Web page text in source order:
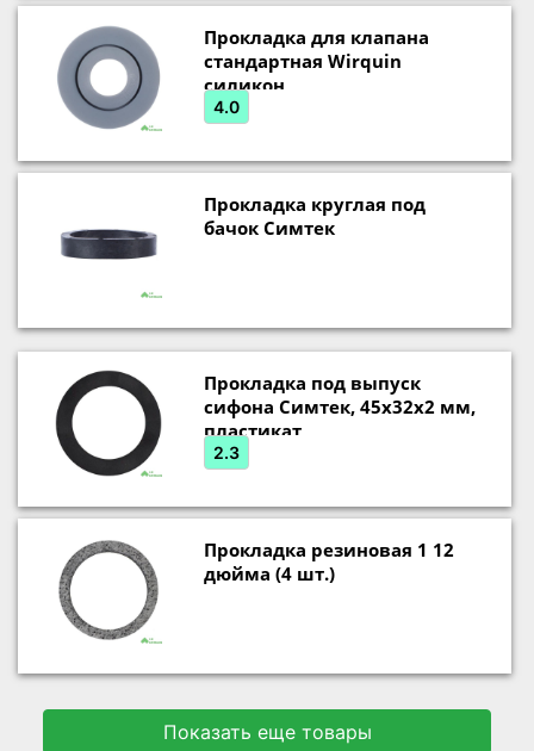
Прокладка для клапана
стандартная Wirquin
силикон
4.0
Прокладка круглая под
бачок Симтек
Прокладка под выпуск
сифона Симтек, 45х32х2 мм,
пластикат
2.3
Прокладка резиновая 1 12
дюйма (4 шт.)
Показать еще товары